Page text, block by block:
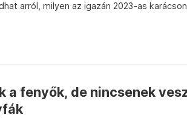
arról, milyen az igazán 2023-as
a fenyők, de nincsenek